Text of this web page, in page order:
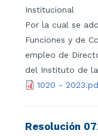
Institucional
Por la cual se
Funciones y de
empleo de
del Instituto de la
1020 -
Resolución